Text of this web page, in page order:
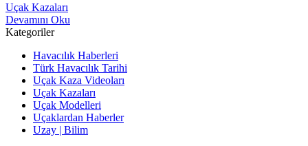
Uçak Kazaları
Devamını Oku
Kategoriler
Havacılık Haberleri
Türk Havacılık Tarihi
Uçak Kaza Videoları
Uçak Kazaları
Uçak Modelleri
Uçaklardan Haberler
Uzay | Bilim